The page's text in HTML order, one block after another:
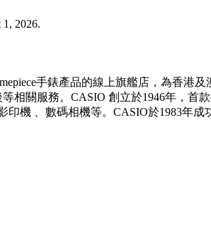
1, 2026.
手錶產品的線上旗艦店，為香港
相關服務。CASIO 創立於1946年，
機 、數碼相機等。CASIO於1983年